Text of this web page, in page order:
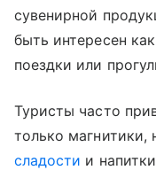
сувенирной
быть интересен
поездки или
Туристы часто
только магнитики,
сладости и